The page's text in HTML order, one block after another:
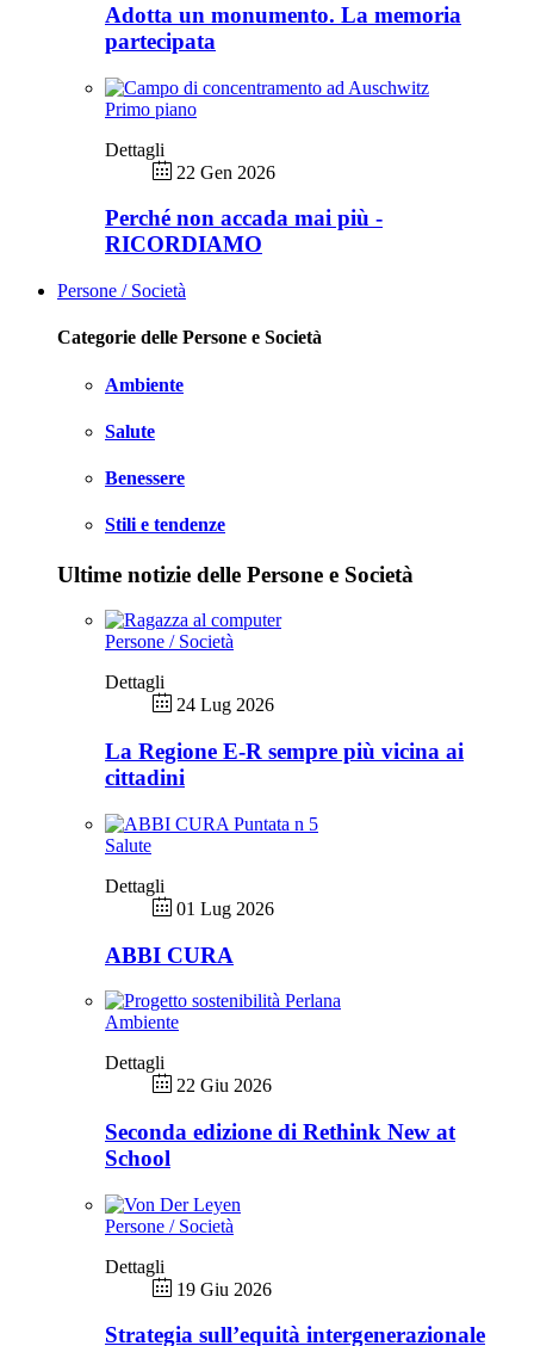
Adotta un monumento. La memoria
partecipata
Primo piano
Dettagli
22 Gen 2026
Perché non accada mai più -
RICORDIAMO
Persone / Società
Categorie delle Persone e Società
Ambiente
Salute
Benessere
Stili e tendenze
Ultime notizie delle Persone e Società
Persone / Società
Dettagli
24 Lug 2026
La Regione E-R sempre più vicina ai
cittadini
Salute
Dettagli
01 Lug 2026
ABBI CURA
Ambiente
Dettagli
22 Giu 2026
Seconda edizione di Rethink New at
School
Persone / Società
Dettagli
19 Giu 2026
Strategia sull’equità intergenerazionale